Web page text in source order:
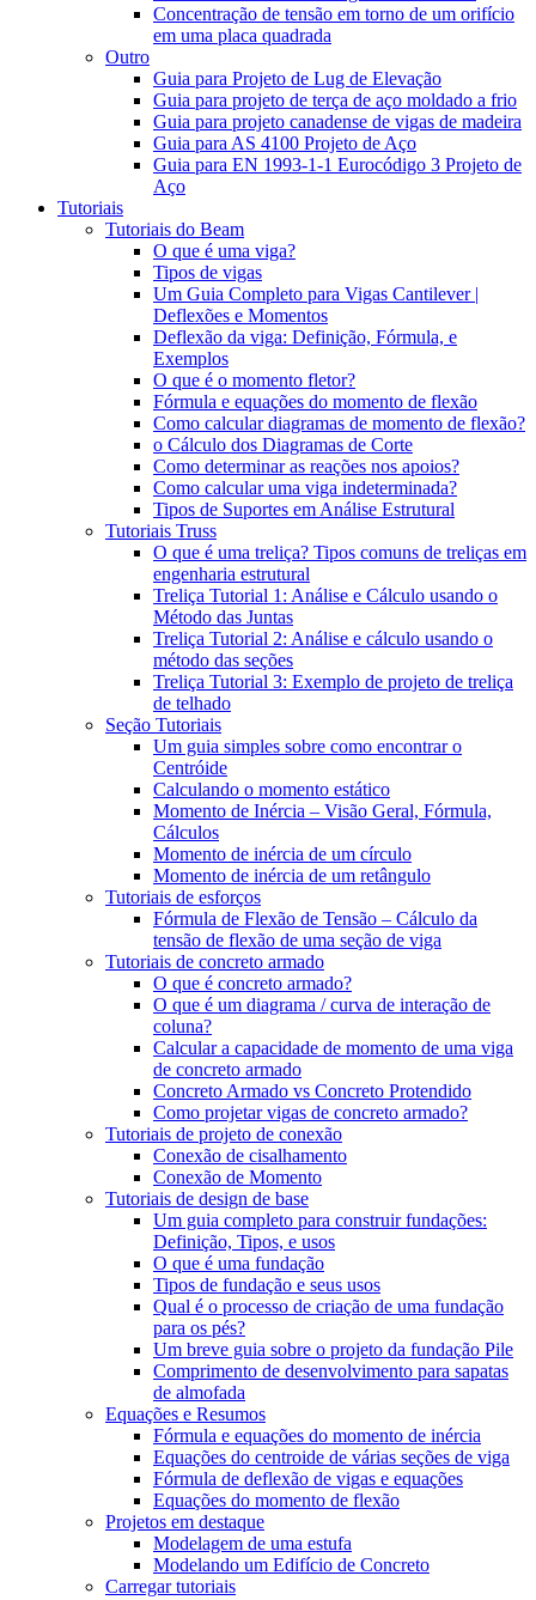
Concentração de tensão em torno de um orifício
em uma placa quadrada
Outro
Guia para Projeto de Lug de Elevação
Guia para projeto de terça de aço moldado a frio
Guia para projeto canadense de vigas de madeira
Guia para AS 4100 Projeto de Aço
Guia para EN 1993-1-1 Eurocódigo 3 Projeto de
Aço
Tutoriais
Tutoriais do Beam
O que é uma viga?
Tipos de vigas
Um Guia Completo para Vigas Cantilever |
Deflexões e Momentos
Deflexão da viga: Definição, Fórmula, e
Exemplos
O que é o momento fletor?
Fórmula e equações do momento de flexão
Como calcular diagramas de momento de flexão?
o Cálculo dos Diagramas de Corte
Como determinar as reações nos apoios?
Como calcular uma viga indeterminada?
Tipos de Suportes em Análise Estrutural
Tutoriais Truss
O que é uma treliça? Tipos comuns de treliças em
engenharia estrutural
Treliça Tutorial 1: Análise e Cálculo usando o
Método das Juntas
Treliça Tutorial 2: Análise e cálculo usando o
método das seções
Treliça Tutorial 3: Exemplo de projeto de treliça
de telhado
Seção Tutoriais
Um guia simples sobre como encontrar o
Centróide
Calculando o momento estático
Momento de Inércia – Visão Geral, Fórmula,
Cálculos
Momento de inércia de um círculo
Momento de inércia de um retângulo
Tutoriais de esforços
Fórmula de Flexão de Tensão – Cálculo da
tensão de flexão de uma seção de viga
Tutoriais de concreto armado
O que é concreto armado?
O que é um diagrama / curva de interação de
coluna?
Calcular a capacidade de momento de uma viga
de concreto armado
Concreto Armado vs Concreto Protendido
Como projetar vigas de concreto armado?
Tutoriais de projeto de conexão
Conexão de cisalhamento
Conexão de Momento
Tutoriais de design de base
Um guia completo para construir fundações:
Definição, Tipos, e usos
O que é uma fundação
Tipos de fundação e seus usos
Qual é o processo de criação de uma fundação
para os pés?
Um breve guia sobre o projeto da fundação Pile
Comprimento de desenvolvimento para sapatas
de almofada
Equações e Resumos
Fórmula e equações do momento de inércia
Equações do centroide de várias seções de viga
Fórmula de deflexão de vigas e equações
Equações do momento de flexão
Projetos em destaque
Modelagem de uma estufa
Modelando um Edifício de Concreto
Carregar tutoriais